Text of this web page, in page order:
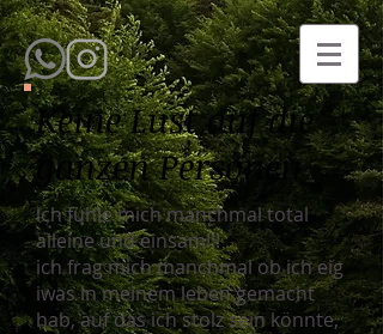
Keine Lust auf die
ganzen Personen
ich fühle mich manchmal total
alleine und einsam!!!
ich frag mich manchmal ob ich eig
iwas in meinem leben gemacht
hab, auf das ich stolz sein könnte,